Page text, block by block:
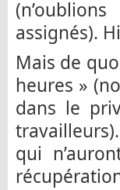
assignés).
Mais de
heures »
dans le
qui